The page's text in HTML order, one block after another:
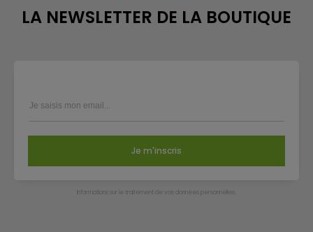
LA NEWSLETTER DE LA BOUTIQUE
Je m'inscris
Infor­ma­tions sur le trai­te­ment de vos don­nées per­son­nelles.